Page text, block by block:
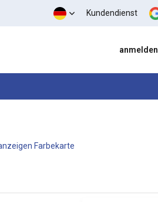
Verhältnis Kundendienst
anmelden
Farbekarte